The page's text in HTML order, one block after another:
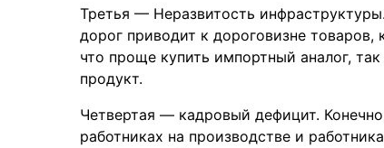
Третья — Неразвитость
дорог приводит к дороговизне
что проще купить импортный аналог,
продукт.
Четвертая — кадровый дефицит.
работниках на производстве и